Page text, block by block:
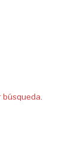
búsqueda.